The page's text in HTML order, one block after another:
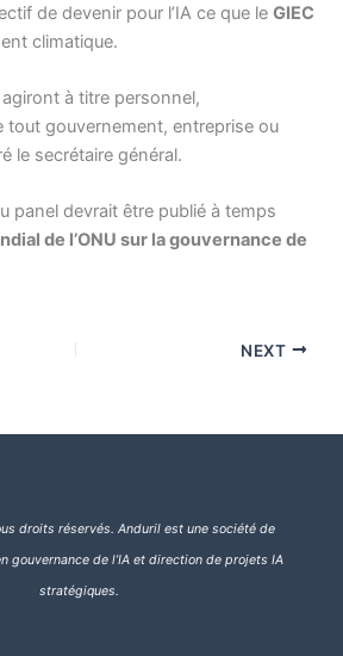
de devenir pour l’IA ce que leGIEC
climatique.
à titre personnel,
tout gouvernement, entreprise ou
le secrétaire général.
panel devrait être publié à temps
de l’ONU sur la gouvernance de
NEXT
droits réservés. Anduril est une société de
gouvernance de l’IA et direction de projets IA
stratégiques.